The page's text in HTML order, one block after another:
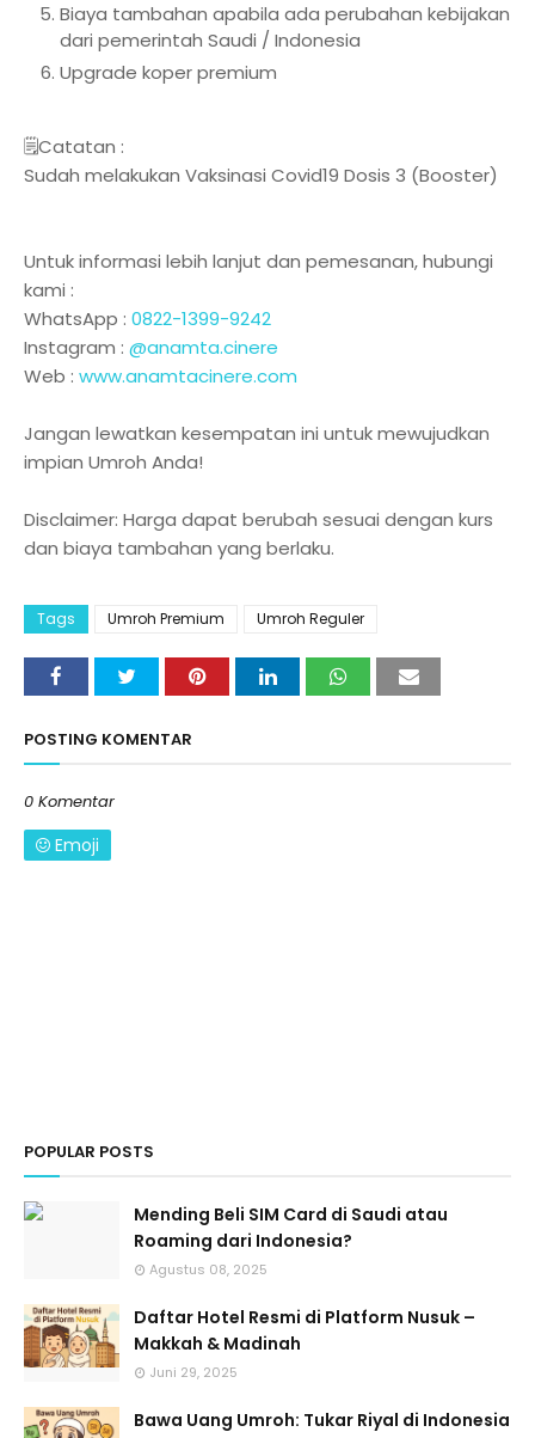
Biaya tambahan apabila ada perubahan kebijakan
dari pemerintah Saudi / Indonesia
Upgrade koper premium
🗒️Catatan :
Sudah melakukan Vaksinasi Covid19 Dosis 3 (Booster)
Untuk informasi lebih lanjut dan pemesanan, hubungi
kami :
WhatsApp : 0822-1399-9242
Instagram : @anamta.cinere
Web : www.anamtacinere.com
Jangan lewatkan kesempatan ini untuk mewujudkan
impian Umroh Anda!
Disclaimer: Harga dapat berubah sesuai dengan kurs
dan biaya tambahan yang berlaku.
Tags Umroh Premium Umroh Reguler
POSTING KOMENTAR
0 Komentar
Emoji
POPULAR POSTS
Mending Beli SIM Card di Saudi atau
Roaming dari Indonesia?
Agustus 08, 2025
Daftar Hotel Resmi di Platform Nusuk –
Makkah & Madinah
Juni 29, 2025
Bawa Uang Umroh: Tukar Riyal di Indonesia